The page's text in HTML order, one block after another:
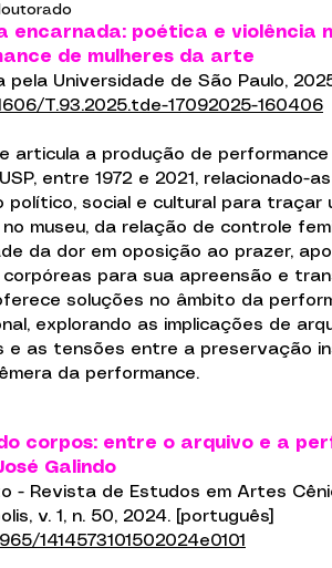
encarnada: poética e violência
de mulheres da arte
pela Universidade de São Paulo,
T.93.2025.tde-17092025-160406
articula a produção de performance
entre 1972 e 2021, relacionado-
político, social e cultural para traçar
museu, da relação de controle
da dor em oposição ao prazer,
para sua apreensão e
soluções no âmbito da
explorando as implicações de
e as tensões entre a preservação
da performance.
corpos: entre o arquivo e a
Galindo
- Revista de Estudos em Artes
v. 1, n. 50, 2024. [português]
1414573101502024e0101